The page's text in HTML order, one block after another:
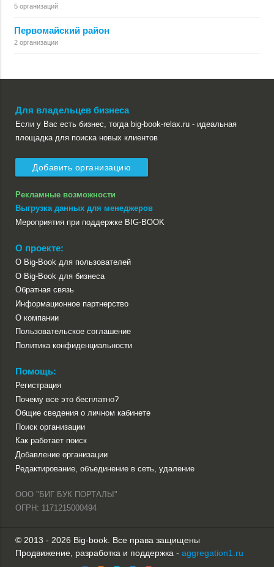
5 организаций
Первомайский район
2 организации
Для владельцев бизнеса
Если у Вас есть бизнес, тогда big-book-relax.ru - идеальная
площадка для поиска новых клиентов
Добавить организацию
Рекламные возможности
Выгрузка данных для менеджеров
Мероприятия при поддержке BIG-BOOK
О проекте:
О Big-Book для пользователей
О Big-Book для бизнеса
Обратная связь
Информационное партнерство
О компании
Пользовательское соглашение
Политика конфиденциальности
Помощь:
Регистрация
Почему все это бесплатно?
Общие сведения о личном кабинете
Поиск организации
Как работает поиск
Добавление организации
Редактирование, объединение в сеть, удаление
ООО "БИГ БУК ПОРТАЛЫ"
ОГРН: 1171215000494
© 2013 - 2026 Big-book. Все права защищены
Продвижение, разработка и поддержка - aggregation1.ru